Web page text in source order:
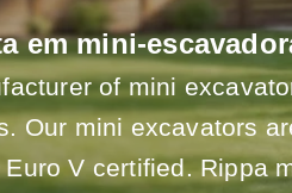
em mini-
of mini
Our mini excavators
Euro V certified. Rippa